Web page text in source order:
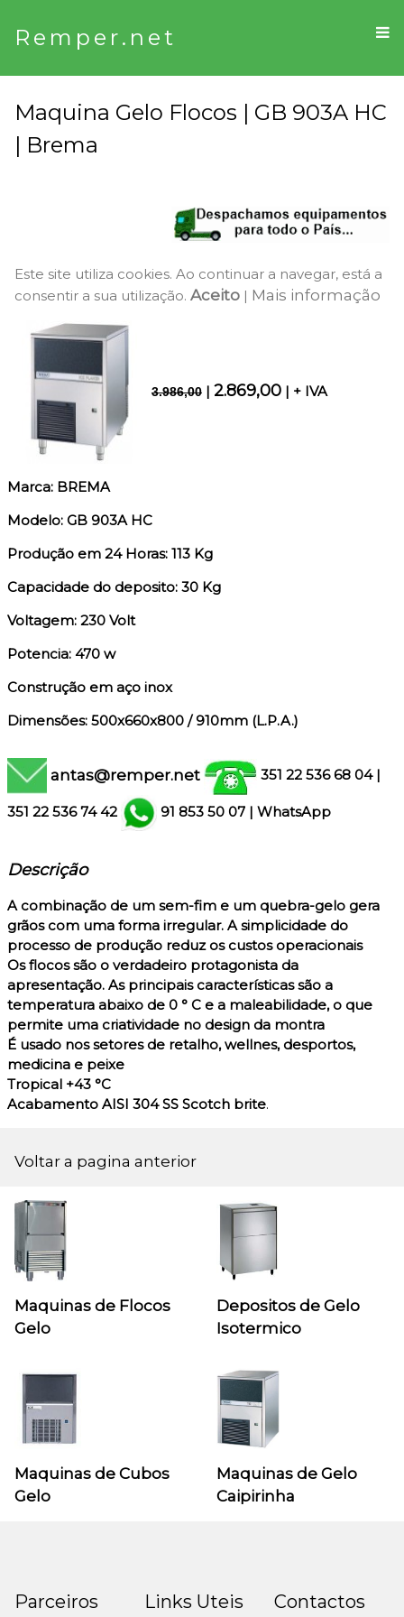
Remper.net
Maquina Gelo Flocos | GB 903A HC
| Brema
Este site utiliza cookies. Ao continuar a navegar, está a
consentir a sua utilização. Aceito | Mais informação
3.986,00 | 2.869,00 | + IVA
Marca: BREMA
Modelo: GB 903A HC
Produção em 24 Horas: 113 Kg
Capacidade do deposito: 30 Kg
Voltagem: 230 Volt
Potencia: 470 w
Construção em aço inox
Dimensões: 500x660x800 / 910mm (L.P.A.)
antas@remper.net 351 22 536 68 04 |
351 22 536 74 42 91 853 50 07 | WhatsApp
Descrição
A combinação de um sem-fim e um quebra-gelo gera
grãos com uma forma irregular. A simplicidade do
processo de produção reduz os custos operacionais
Os flocos são o verdadeiro protagonista da
apresentação. As principais características são a
temperatura abaixo de 0 ° C e a maleabilidade, o que
permite uma criatividade no design da montra
É usado nos setores de retalho, wellnes, desportos,
medicina e peixe
Tropical +43 °C
Acabamento AISI 304 SS Scotch brite.
Voltar a pagina anterior
Maquinas de Flocos
Gelo
Depositos de Gelo
Isotermico
Maquinas de Cubos
Gelo
Maquinas de Gelo
Caipirinha
Parceiros Links Uteis Contactos